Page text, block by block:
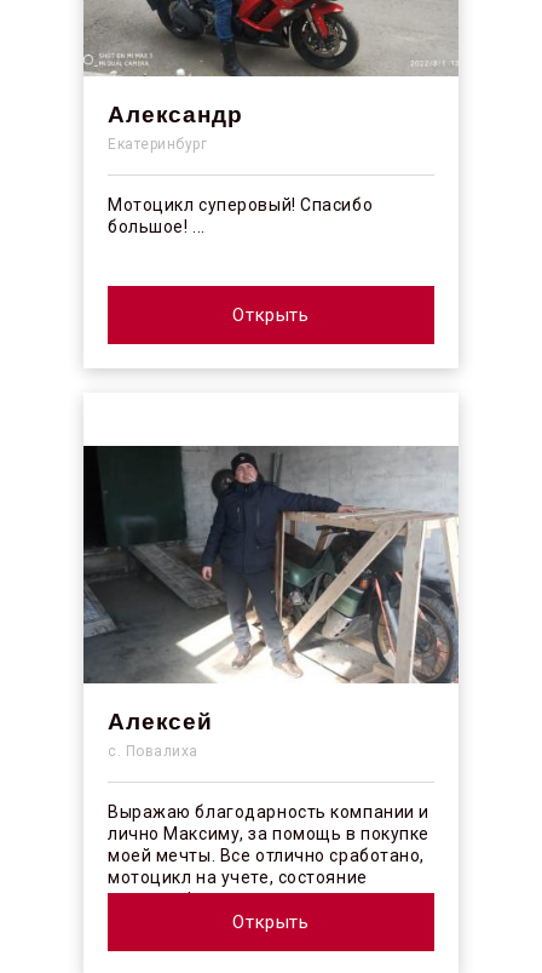
Александр
Екатеринбург
Мотоцикл суперовый! Спасибо
большое! ...
Открыть
Алексей
с. Повалиха
Выражаю благодарность компании и
лично Максиму, за помощь в покупке
моей мечты. Все отлично сработано,
мотоцикл на учете, состояние
отличное! ...
Открыть